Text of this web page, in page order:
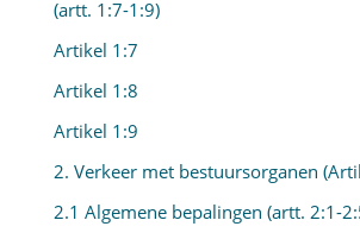
(artt. 1:7-1:9)
Artikel 1:7
Artikel 1:8
Artikel 1:9
2. Verkeer met bestuursorganen
2.1 Algemene bepalingen (artt. 2:1-